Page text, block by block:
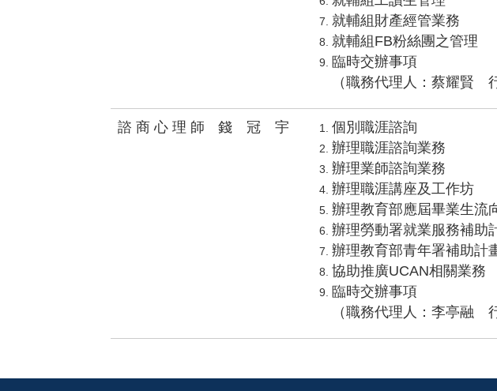
就輔組財產經管業務
就輔組FB粉絲團之管理
臨時交辦事項
（職務代理人：蔡耀賢
諮 商 心 理 師 錢 冠 宇
個別職涯諮詢
辦理職涯諮詢業務
辦理業師諮詢業務
辦理職涯講座及工作坊
辦理教育部應屆畢業生流
辦理勞動署就業服務補助
辦理教育部青年署補助計
協助推廣UCAN相關業務
臨時交辦事項
（職務代理人：李亭融